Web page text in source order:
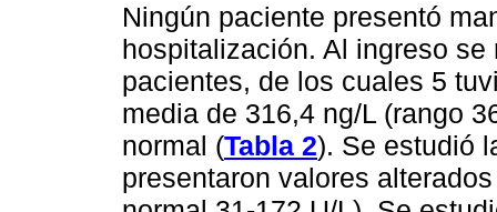
Ningún paciente presentó
hospitalización. Al ingreso
pacientes, de los cuales 5
media de 316,4 ng/L (rango
normal (Tabla 2). Se estudió
presentaron valores